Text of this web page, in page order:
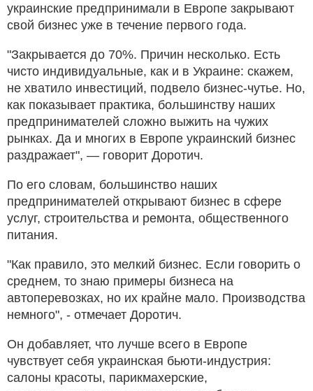
украинские предпринимали в Европе закрывают
свой бизнес уже в течение первого года.
"Закрывается до 70%. Причин несколько. Есть
чисто индивидуальные, как и в Украине: скажем,
не хватило инвестиций, подвело бизнес-чутье. Но,
как показывает практика, большинству наших
предпринимателей сложно выжить на чужих
рынках. Да и многих в Европе украинский бизнес
раздражает", — говорит Доротич.
По его словам, большинство наших
предпринимателей открывают бизнес в сфере
услуг, строительства и ремонта, общественного
питания.
"Как правило, это мелкий бизнес. Если говорить о
среднем, то знаю примеры бизнеса на
автоперевозках, но их крайне мало. Производства
немного", - отмечает Доротич.
Он добавляет, что лучше всего в Европе
чувствует себя украинская бьюти-индустрия:
салоны красоты, парикмахерские,